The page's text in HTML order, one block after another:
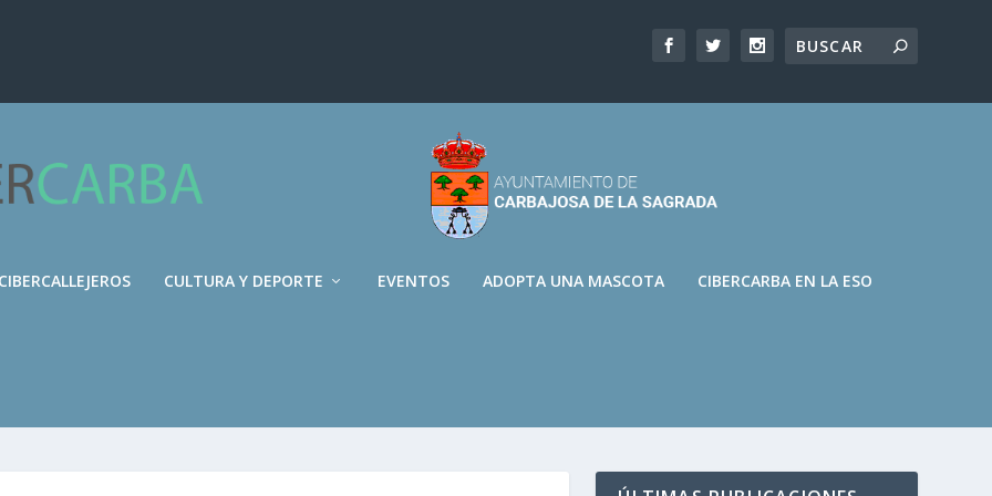
CULTURA Y DEPORTE EVENTOS ADOPTA UNA MASCOTA CIBERCARBA EN LA ESO